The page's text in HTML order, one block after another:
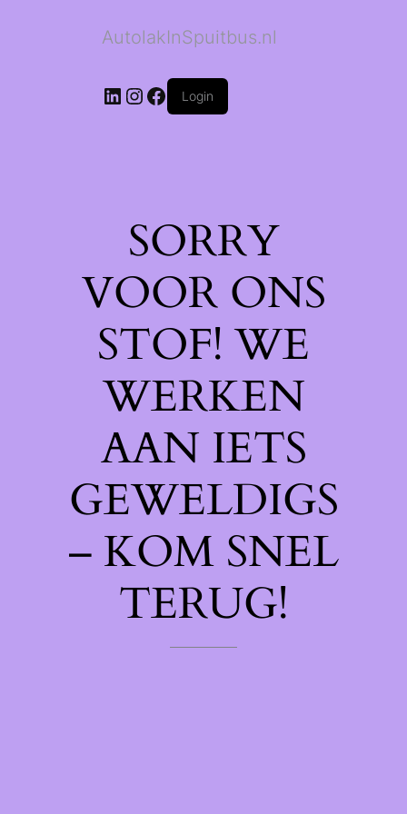
AutolakInSpuitbus.nl
LinkedIn
Instagram
Facebook
Login
SORRY
VOOR ONS
STOF! WE
WERKEN
AAN IETS
GEWELDIGS
– KOM SNEL
TERUG!